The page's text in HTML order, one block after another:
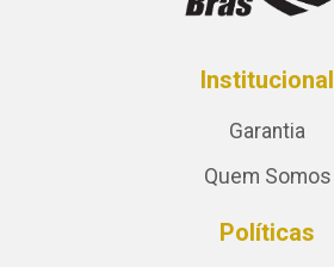
Institucional
Garantia
Quem Somos
Políticas